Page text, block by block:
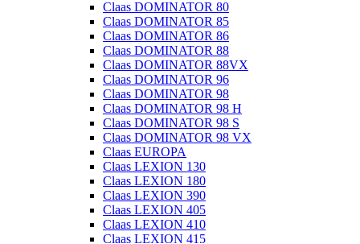
Claas DOMINATOR 80
Claas DOMINATOR 85
Claas DOMINATOR 86
Claas DOMINATOR 88
Claas DOMINATOR 88VX
Claas DOMINATOR 96
Claas DOMINATOR 98
Claas DOMINATOR 98 H
Claas DOMINATOR 98 S
Claas DOMINATOR 98 VX
Claas EUROPA
Claas LEXION 130
Claas LEXION 180
Claas LEXION 390
Claas LEXION 405
Claas LEXION 410
Claas LEXION 415